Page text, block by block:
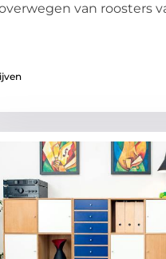
van roosters